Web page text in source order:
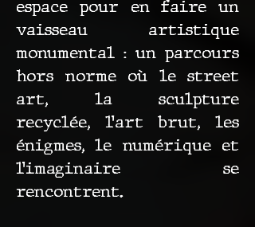
espace pour en faire un
vaisseau artistique
monumental : un parcours
hors norme où le street
art, la sculpture
recyclée, l’art brut, les
énigmes, le numérique et
l’imaginaire se
rencontrent.